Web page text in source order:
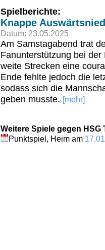
Spielberichte:
Knappe
Datum: 23.05.2025
Am Samstagabend trat
Fanunterstützung bei
weite Strecken eine
Ende fehlte jedoch die
sodass sich die
geben musste. [mehr]
Weitere Spiele gegen
Punktspiel, Heim am